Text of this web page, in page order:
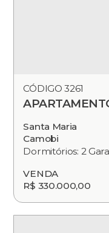
CÓDIGO 3261
Santa Maria
Camobi
Dormitórios: 2
VENDA
R$ 330.000,00